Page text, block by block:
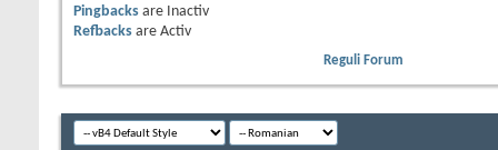
Pingbacks are
Inactiv
Refbacks are Activ
Reguli Forum